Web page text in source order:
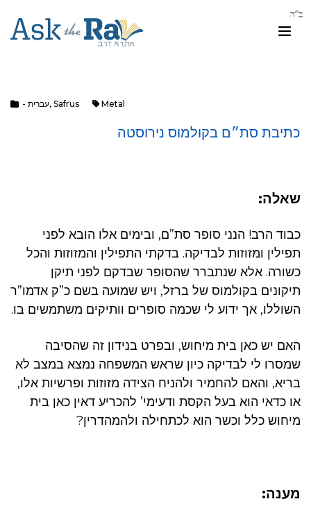
- עברית, Safrus Metal
כתיבת סת״ם בקולמוס נירוסטה
שאלה:
כבוד הרב! הנני סופר סת”ם, ובימים אלו הובא לפני
תפילין ומזוזות לבדיקה. בדקתי התפילין והמזוזות והכל
כשורה. אלא שנתברר שהסופר שבדקם לפני תיקן
תיקונים בקולמוס של ברזל, ויש שמועה בשם כ”ק אדמו”ר
השוללו, אך ידוע לי שכמה סופרים וותיקים משתמשים בו.
האם יש כאן בית מיחוש, ובפרט בנידון זה שהסיבה
שמסרו לי לבדיקה כיון שראש המשפחה נמצא במצב לא
בריא, והאם להחמיר ולהניח הצידה מזוזות ופרשיות אלו,
או כדאי הוא בעל הקסת ודעימי’ להכריע דאין כאן בית
מיחוש כלל וכשר הוא לכתחילה ולהמהדרין?
מענה: